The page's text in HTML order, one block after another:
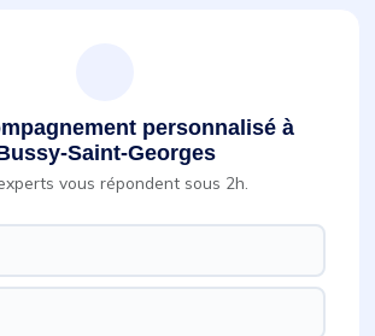
personnalisé à
Saint-Georges
vous répondent sous 2h.